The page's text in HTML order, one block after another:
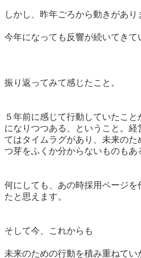
しかし、昨年ごろから動きがあり
今年になっても反響が続いてきて
振り返ってみて感じたこと。
５年前に感じて行動していたこ
になりつつある、ということ。経
てはタイムラグがあり、未来のた
つ芽をふくか分からないものもあ
何にしても、あの時採用ページを
たと思えます。
そして今、これからも
未来のための行動を積み重ねてい